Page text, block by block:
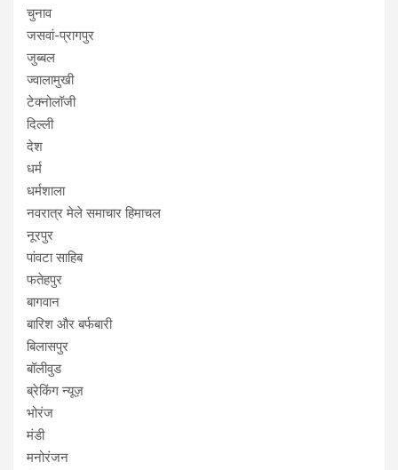
चुनाव
जसवां-प्रागपुर
जुब्बल
ज्वालामुखी
टेक्नोलॉजी
दिल्ली
देश
धर्म
धर्मशाला
नवरात्र मेले समाचार हिमाचल
नूरपुर
पांवटा साहिब
फतेहपुर
बागवान
बारिश और बर्फबारी
बिलासपुर
बॉलीवुड
ब्रेकिंग न्यूज़
भोरंज
मंडी
मनोरंजन